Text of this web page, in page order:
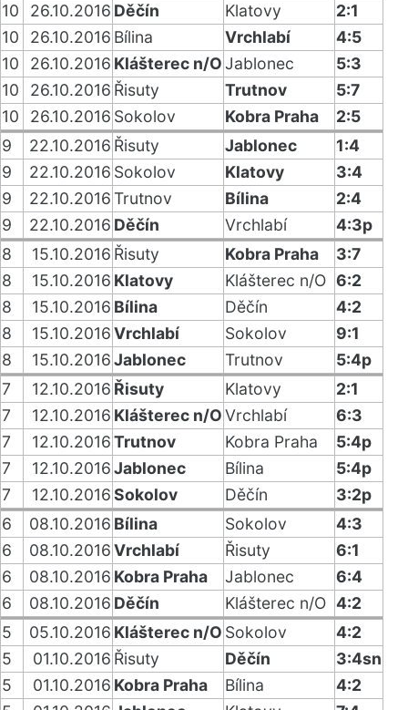
10
26.10.2016 Děčín Klatovy
2:1
10
26.10.2016 Bílina Vrchlabí
4:5
10
26.10.2016 Klášterec n/OJablonec
5:3
10
26.10.2016 Řisuty Trutnov
5:7
10
26.10.2016 Sokolov Kobra Praha
2:5
9
22.10.2016 Řisuty Jablonec
1:4
9
22.10.2016 Sokolov Klatovy
3:4
9
22.10.2016Trutnov Bílina
2:4
9
22.10.2016 Děčín Vrchlabí
4:3p
8
15.10.2016 Řisuty Kobra Praha
3:7
8
15.10.2016 Klatovy Klášterec n/O 6:2
8
15.10.2016 Bílina Děčín
4:2
8
15.10.2016Vrchlabí Sokolov
9:1
8
15.10.2016Jablonec Trutnov
5:4p
7
12.10.2016 Řisuty Klatovy
2:1
7
12.10.2016 Klášterec n/OVrchlabí
6:3
7
12.10.2016Trutnov Kobra Praha
5:4p
7
12.10.2016Jablonec Bílina
5:4p
7
12.10.2016Sokolov Děčín
3:2p
6
08.10.2016 Bílina Sokolov
4:3
6
08.10.2016Vrchlabí Řisuty
6:1
6
08.10.2016 Kobra Praha Jablonec
6:4
6
08.10.2016 Děčín Klášterec n/O 4:2
5
05.10.2016 Klášterec n/O Sokolov
4:2
5
01.10.2016 Řisuty Děčín
3:4sn
5
01.10.2016 Kobra Praha Bílina
4:2